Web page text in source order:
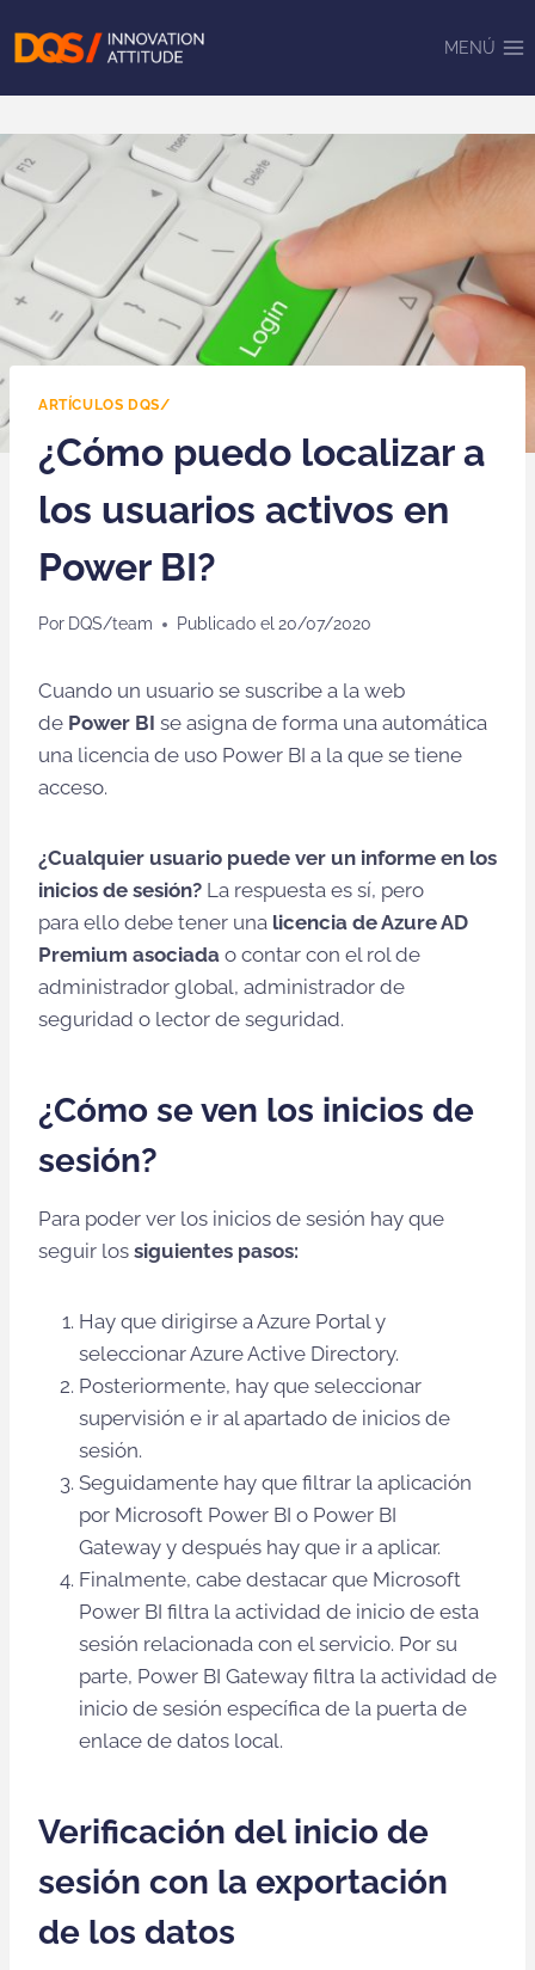
MENÚ
ARTÍCULOS DQS/
¿Cómo puedo localizar a
los usuarios activos en
Power BI?
Por DQS/team Publicado el 20/07/2020
Cuando un usuario se suscribe a la web
de Power BI se asigna de forma una automática
una licencia de uso Power BI a la que se tiene
acceso.
¿Cualquier usuario puede ver un informe en los
inicios de sesión? La respuesta es sí, pero
para ello debe tener una licencia de Azure AD
Premium asociada o contar con el rol de
administrador global, administrador de
seguridad o lector de seguridad.
¿Cómo se ven los inicios de
sesión?
Para poder ver los inicios de sesión hay que
seguir los siguientes pasos:
Hay que dirigirse a Azure Portal y
seleccionar Azure Active Directory.
Posteriormente, hay que seleccionar
supervisión e ir al apartado de inicios de
sesión.
Seguidamente hay que filtrar la aplicación
por Microsoft Power BI o Power BI
Gateway y después hay que ir a aplicar.
Finalmente, cabe destacar que Microsoft
Power BI filtra la actividad de inicio de esta
sesión relacionada con el servicio. Por su
parte, Power BI Gateway filtra la actividad de
inicio de sesión específica de la puerta de
enlace de datos local.
Verificación del inicio de
sesión con la exportación
de los datos